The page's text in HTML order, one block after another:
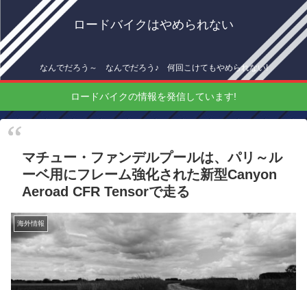
ロードバイクはやめられない
なんでだろう～ なんでだろう♪ 何回こけてもやめられない!
ロードバイクの情報を発信しています!
マチュー・ファンデルプールは、パリ～ル
ーベ用にフレーム強化された新型Canyon
Aeroad CFR Tensorで走る
海外情報